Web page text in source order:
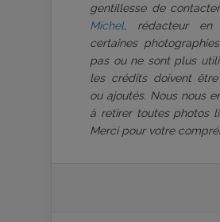
gentillesse de contacter
Michel, rédacteur en
certaines
pas ou ne sont plus
les crédits doivent
ou ajoutés. Nous nous
à retirer toutes photos
Merci pour votre